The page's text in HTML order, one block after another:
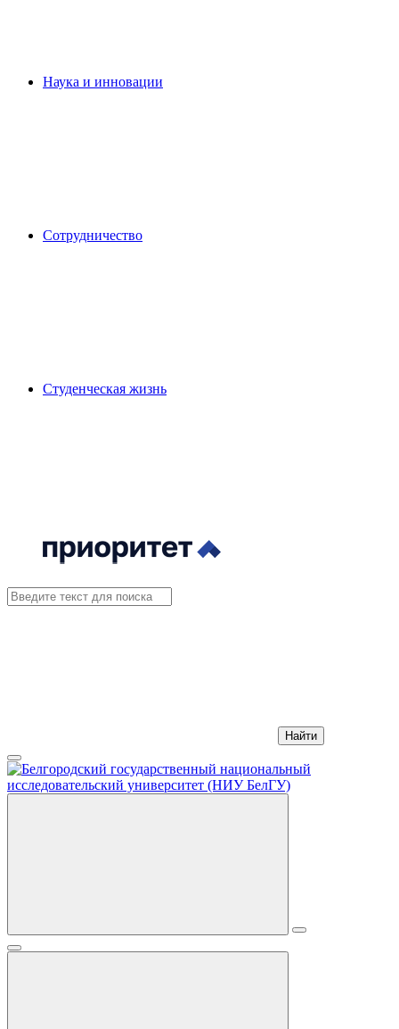
Наука и инновации
Сотрудничество
Студенческая жизнь
Найти